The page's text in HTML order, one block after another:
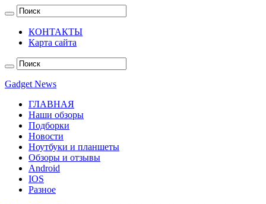
КОНТАКТЫ
Карта сайта
Gadget News
ГЛАВНАЯ
Наши обзоры
Подборки
Новости
Ноутбуки и планшеты
Обзоры и отзывы
Android
IOS
Разное